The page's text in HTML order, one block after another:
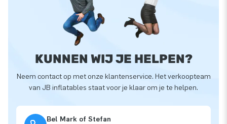
KUNNEN WIJ JE HELPEN?
Neem contact op met onze klantenservice. Het verkoopteam
van JB inflatables staat voor je klaar om je te helpen.
Bel Mark of Stefan